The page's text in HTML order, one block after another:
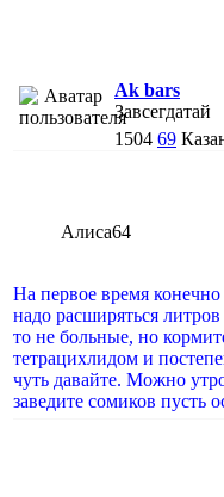
Ak bars
Завсегдатай
1504 69
Алиса64
На первое время
надо расширяться
то не больные, но
тетрацихлидом и
чуть давайте. Можно
заведите сомиков пусть